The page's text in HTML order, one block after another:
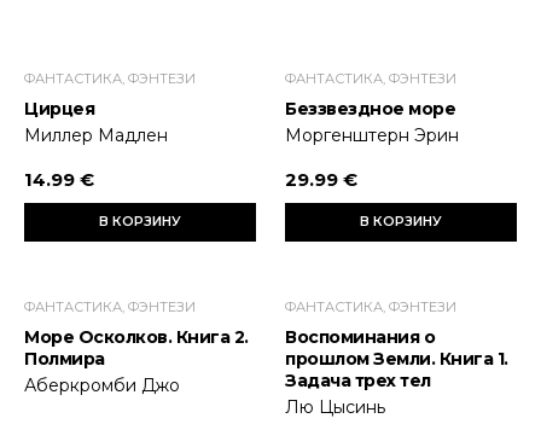
ФАНТАСТИКА, ФЭНТЕЗИ
Цирцея
Миллер Мадлен
14.99 €
В КОРЗИНУ
ФАНТАСТИКА, ФЭНТЕЗИ
Беззвездное море
Моргенштерн Эрин
29.99 €
В КОРЗИНУ
ФАНТАСТИКА, ФЭНТЕЗИ
Море Осколков. Книга 2.
Полмира
Аберкромби Джо
ФАНТАСТИКА, ФЭНТЕЗИ
Воспоминания о
прошлом Земли. Книга 1.
Задача трех тел
Лю Цысинь